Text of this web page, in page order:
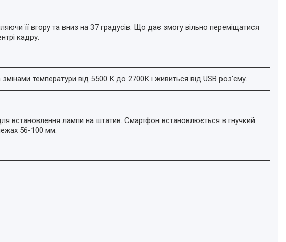
її вгору та вниз на 37 градусів. Що дає змогу вільно переміщатися
кадру.
температури від 5500 К до 2700К і живиться від USB роз'єму.
встановлення лампи на штатив. Смартфон встановлюється в гнучкий
56-100 мм.